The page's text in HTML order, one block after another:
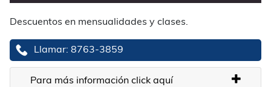
Descuentos en mensualidades y clases.
Llamar: 8763-3859
Para más información click aquí